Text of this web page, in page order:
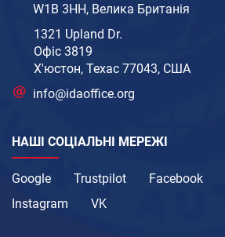
W1B 3HH, Велика Британія
1321 Upland Dr.
Офіс 3819
Х'юстон, Техас 77043, США
info@idaoffice.org
НАШІ СОЦІАЛЬНІ МЕРЕЖІ
Google Trustpilot Facebook
Instagram
VK